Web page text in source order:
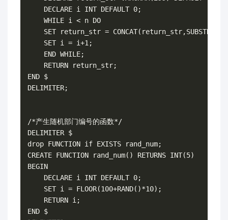
DECLARE i INT DEFAULT 0;
WHILE i < n DO
SET return_str =
SET i = i+1;
END WHILE;
RETURN return_str;
END $
DELIMITER;
/*产生随机部门编号的函数*/
DELIMITER $
drop FUNCTION if EXISTS rand_num;
CREATE FUNCTION rand_num() RETURNS INT(5)
BEGIN
DECLARE i INT DEFAULT 0;
SET i = FLOOR(100+RAND()*10);
RETURN i;
END $